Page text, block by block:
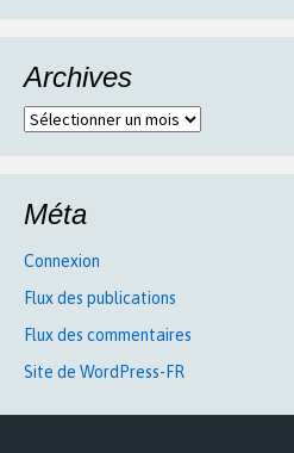
Archives
Archives
Méta
Connexion
Flux des publications
Flux des commentaires
Site de WordPress-FR